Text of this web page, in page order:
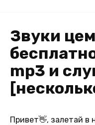
Звуки
mp3 и
Привет👋, залетай в